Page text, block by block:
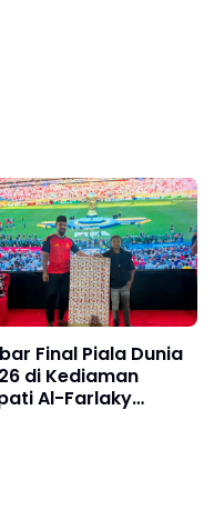
Final Piala Dunia
di Kediaman
Al-Farlaky